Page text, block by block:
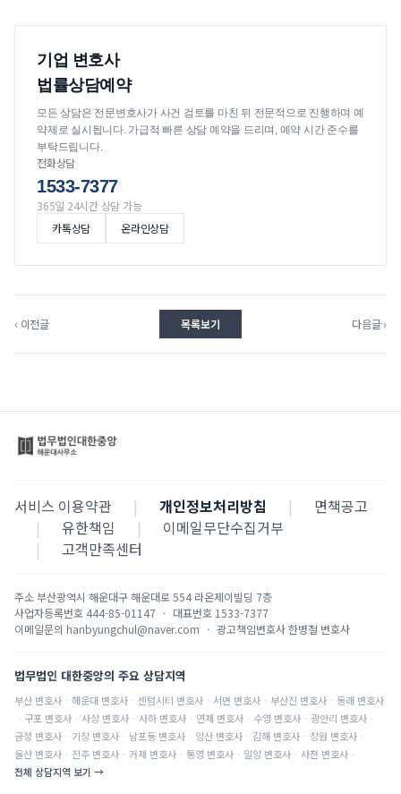
기업 변호사
법률상담예약
모든 상담은 전문변호사가 사건 검토를 마친 뒤 전문적으로 진행하며 예
약제로 실시됩니다. 가급적 빠른 상담 예약을 드리며, 예약 시간 준수를
부탁드립니다.
전화상담
1533-7377
365일 24시간 상담 가능
카톡상담
온라인상담
‹ 이전글 목록보기 다음글 ›
서비스 이용약관 | 개인정보처리방침 |
면책공고
|
유한책임 |
이메일무단수집거부
|
고객만족센터
주소부산광역시 해운대구 해운대로 554 라온제이빌딩 7층
사업자등록번호 444-85-01147 · 대표번호 1533-7377
이메일문의 hanbyungchul@naver.com · 광고책임변호사한병철 변호사
법무법인 대한중앙의 주요 상담지역
부산 변호사 · 해운대 변호사 · 센텀시티 변호사 · 서면 변호사 · 부산진 변호사 · 동래 변호사
· 구포 변호사 · 사상 변호사 · 사하 변호사 · 연제 변호사 · 수영 변호사 · 광안리 변호사 ·
금정 변호사 · 기장 변호사 · 남포동 변호사 · 양산 변호사 · 김해 변호사 · 창원 변호사 ·
울산 변호사 · 진주 변호사 · 거제 변호사 · 통영 변호사 · 밀양 변호사 · 사천 변호사 ·
전체 상담지역 보기 →